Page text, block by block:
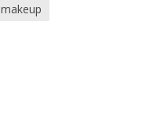
makeup